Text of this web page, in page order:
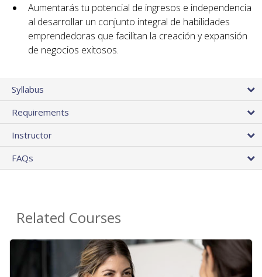
Aumentarás tu potencial de ingresos e independencia
al desarrollar un conjunto integral de habilidades
emprendedoras que facilitan la creación y expansión
de negocios exitosos.
Syllabus
Requirements
Instructor
FAQs
Related Courses